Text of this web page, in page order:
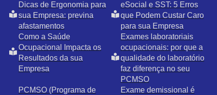
Dicas de Ergonomia para
sua Empresa: previna
afastamentos
eSocial e SST: 5 Erros
que Podem Custar Caro
para sua Empresa
Como a Saúde
Ocupacional Impacta os
Resultados da sua
Empresa
Exames laboratoriais
ocupacionais: por que a
qualidade do laboratório
faz diferença no seu
PCMSO
PCMSO (Programa de
Exame demissional é